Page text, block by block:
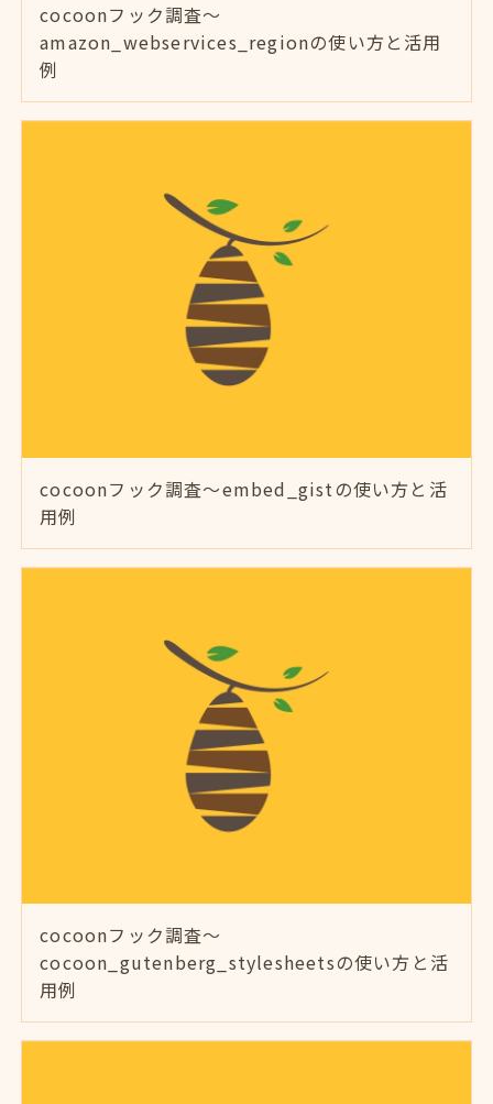
cocoonフック調査～
amazon_webservices_regionの使い方と活用
例
cocoonフック調査～embed_gistの使い方と活
用例
cocoonフック調査～
cocoon_gutenberg_stylesheetsの使い方と活
用例